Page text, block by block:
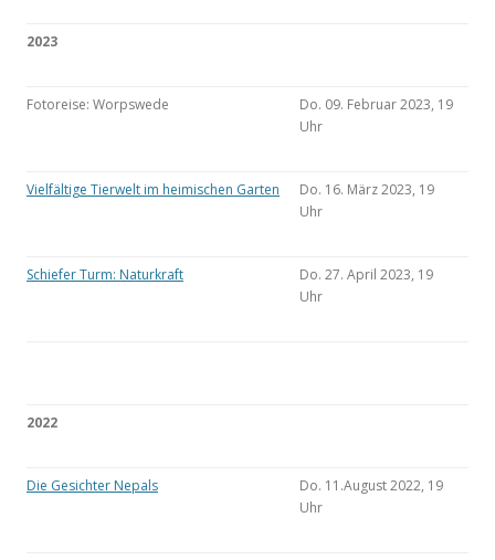
2023
Fotoreise: Worpswede
Do. 09. Februar 2023, 19
Uhr
Vielfältige Tierwelt im heimischen Garten
Do. 16. März 2023, 19
Uhr
Schiefer Turm: Naturkraft
Do. 27. April 2023, 19
Uhr
2022
Die Gesichter Nepals
Do. 11.August 2022, 19
Uhr